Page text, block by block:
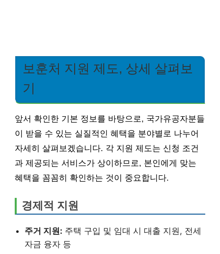
보훈처 지원 제도, 상세 살펴보
기
앞서 확인한 기본 정보를 바탕으로, 국가유공자분들
이 받을 수 있는 실질적인 혜택을 분야별로 나누어
자세히 살펴보겠습니다. 각 지원 제도는 신청 조건
과 제공되는 서비스가 상이하므로, 본인에게 맞는
혜택을 꼼꼼히 확인하는 것이 중요합니다.
경제적 지원
주거 지원: 주택 구입 및 임대 시 대출 지원, 전세
자금 융자 등